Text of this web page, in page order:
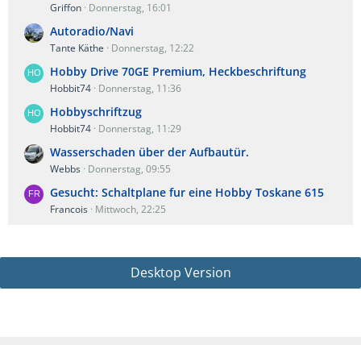
Griffon Donnerstag, 16:01
Autoradio/Navi
Tante Käthe Donnerstag, 12:22
Hobby Drive 70GE Premium, Heckbeschriftung
Hobbit74 Donnerstag, 11:36
Hobbyschriftzug
Hobbit74 Donnerstag, 11:29
Wasserschaden über der Aufbautür.
Webbs Donnerstag, 09:55
Gesucht: Schaltplane fur eine Hobby Toskane 615
Francois Mittwoch, 22:25
Desktop Version